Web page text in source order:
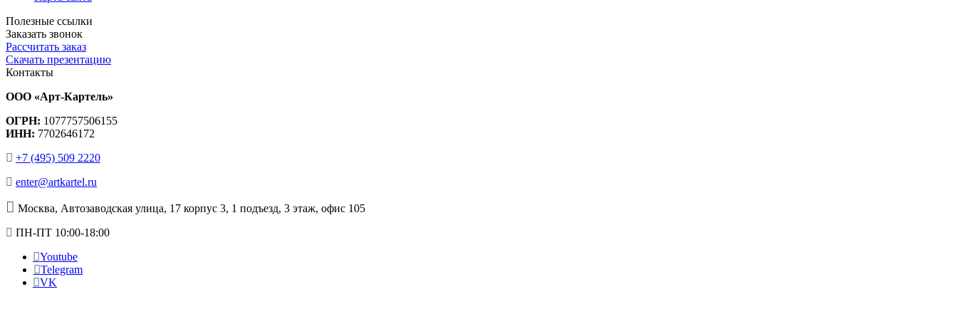
Полезные ссылки
Заказать звонок
Рассчитать заказ
Скачать презентацию
Контакты
ООО «Арт-Картель»
ОГРН: 1077757506155
ИНН: 7702646172
+7 (495) 509 2220
enter@artkartel.ru
Москва, Автозаводская улица, 17 корпус 3, 1 подъезд, 3 этаж, офис 105
ПН-ПТ 10:00-18:00
Youtube
Telegram
VK